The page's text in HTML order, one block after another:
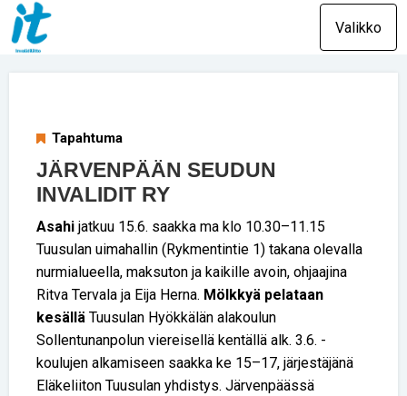
Valikko
Tapahtuma
JÄRVENPÄÄN SEUDUN
INVALIDIT RY
Asahi jatkuu 15.6. saakka ma klo 10.30–11.15
Tuusulan uimahallin (Rykmentintie 1) takana olevalla
nurmialueella, maksuton ja kaikille avoin, ohjaajina
Ritva Tervala ja Eija Herna. Mölkkyä pelataan
kesällä Tuusulan Hyökkälän alakoulun
Sollentunanpolun viereisellä kentällä alk. 3.6. -
koulujen alkamiseen saakka ke 15–17, järjestäjänä
Eläkeliiton Tuusulan yhdistys. Järvenpäässä